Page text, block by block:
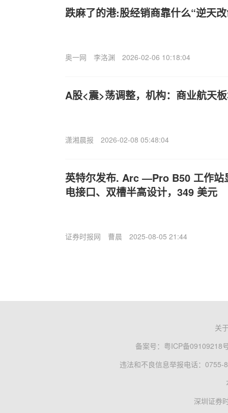
跌麻了的港:股经销商靠什么“逆天
奥一网 李洛渊 2026-02-06 10:18:04
A股<震>荡调整，机构：商业航天
潇湘晨报 2026-02-08 05:48:04
英特尔发布. Arc —Pro B50 工作站
电接口、双槽半高设计，349 美元
证券时报网 曹晨 2025-08-05 21:44
关
备案号： 粤ICP备09109218
违法和不良信息举报电话：0755-
深圳证券